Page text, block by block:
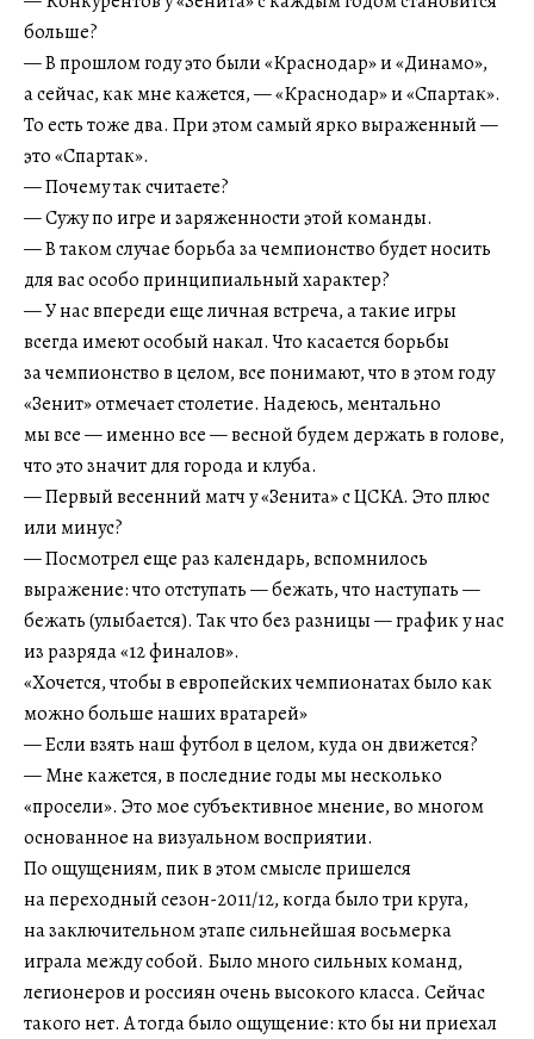
больше?
— В прошлом году это были «Краснодар» и «Динамо»,
а сейчас, как мне кажется, — «Краснодар» и «Спартак».
То есть тоже два. При этом самый ярко выраженный —
это «Спартак».
— Почему так считаете?
— Сужу по игре и заряженности этой команды.
— В таком случае борьба за чемпионство будет носить
для вас особо принципиальный характер?
— У нас впереди еще личная встреча, а такие игры
всегда имеют особый накал. Что касается борьбы
за чемпионство в целом, все понимают, что в этом году
«Зенит» отмечает столетие. Надеюсь, ментально
мы все — именно все — весной будем держать в голове,
что это значит для города и клуба.
— Первый весенний матч у «Зенита» с ЦСКА. Это плюс
или минус?
— Посмотрел еще раз календарь, вспомнилось
выражение: что отступать — бежать, что наступать —
бежать (улыбается). Так что без разницы — график у нас
из разряда «12 финалов».
«Хочется, чтобы в европейских чемпионатах было как
можно больше наших вратарей»
— Если взять наш футбол в целом, куда он движется?
— Мне кажется, в последние годы мы несколько
«просели». Это мое субъективное мнение, во многом
основанное на визуальном восприятии.
По ощущениям, пик в этом смысле пришелся
на переходный сезон-2011/12, когда было три круга,
на заключительном этапе сильнейшая восьмерка
играла между собой. Было много сильных команд,
легионеров и россиян очень высокого класса. Сейчас
такого нет. А тогда было ощущение: кто бы ни приехал